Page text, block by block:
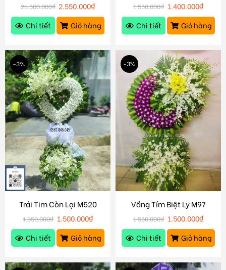
26.500.000₫ 2.550.000₫
Chi tiết
Giỏ hàng
1.550.000₫ 1.400.000₫
Chi tiết
Giỏ hàng
-3%
Trái Tim Còn Lại M520
1.550.000₫ 1.500.000₫
Chi tiết
Giỏ hàng
-3%
Vầng Tím Biệt Ly M97
1.550.000₫ 1.500.000₫
Chi tiết
Giỏ hàng